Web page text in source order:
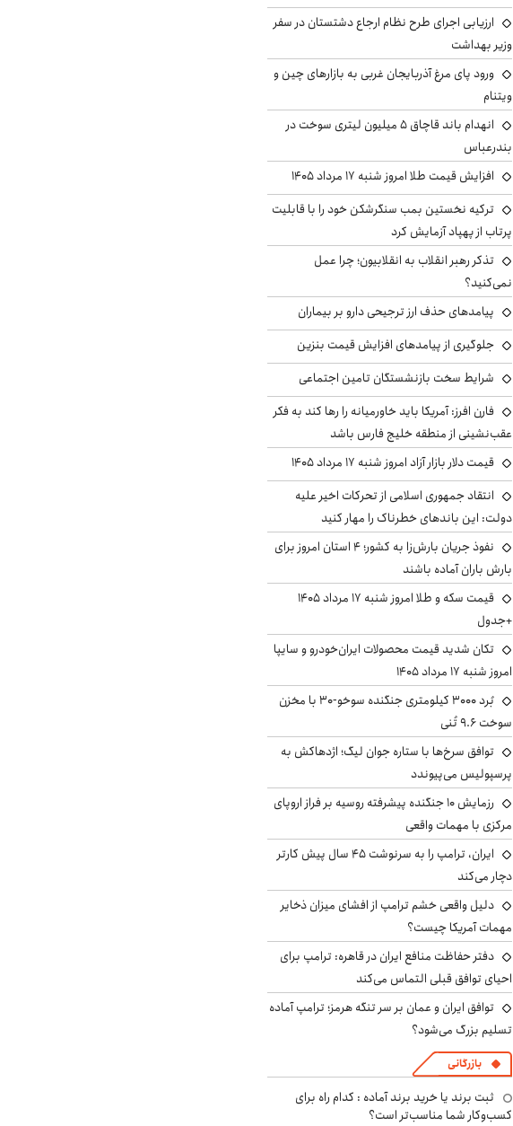
ارزیابی اجرای طرح نظام ارجاع دشتستان در سفر
وزیر بهداشت
ورود پای مرغ آذربایجان غربی به بازارهای چین و
ویتنام
انهدام باند قاچاق ۵ میلیون لیتری سوخت در
بندرعباس
افزایش قیمت طلا امروز شنبه ۱۷ مرداد ۱۴۰۵
ترکیه نخستین بمب سنگرشکن خود را با قابلیت
پرتاب از پهپاد آزمایش کرد
تذکر رهبر انقلاب به انقلابیون؛ چرا عمل
نمی‌کنید؟
پیامدهای حذف ارز ترجیحی دارو بر بیماران
جلوگیری از پیامدهای افزایش قیمت بنزین
شرایط سخت بازنشستگان تامین اجتماعی
فارن افرز: آمریکا باید خاورمیانه را رها کند به فکر
عقب‌نشینی از منطقه خلیج فارس باشد
قیمت دلار بازار آزاد امروز شنبه ۱۷ مرداد ۱۴۰۵
انتقاد جمهوری اسلامی از تحرکات اخیر علیه
دولت: این باندهای خطرناک را مهار کنید
نفوذ جریان بارش‌زا به کشور؛ ۴ استان امروز برای
بارش باران آماده باشند
قیمت سکه و طلا امروز شنبه ۱۷ مرداد ۱۴۰۵
+جدول
تکان شدید قیمت محصولات ایران‌خودرو و سایپا
امروز شنبه ۱۷ مرداد ۱۴۰۵
بُرد ۳۰۰۰ کیلومتری جنگنده سوخو-۳۰ با مخزن
سوخت ۹.۶ تُنی
توافق سرخ‌ها با ستاره جوان لیگ؛ اژدهاکش به
پرسپولیس می‌پیوندد
رزمایش ۱۰ جنگنده پیشرفته روسیه بر فراز اروپای
مرکزی با مهمات واقعی
ایران، ترامپ را به سرنوشت ۴۵ سال پیش کارتر
دچار می‌کند
دلیل واقعی خشم ترامپ از افشای میزان ذخایر
مهمات آمریکا چیست؟
دفتر حفاظت منافع ایران در قاهره: ترامپ برای
احیای توافق قبلی التماس می‌کند
توافق ایران و عمان بر سر تنگه هرمز؛ ترامپ آماده
تسلیم بزرگ می‌شود؟
بازرگانی
ثبت برند یا خرید برند آماده : کدام راه برای
کسب‌وکار شما مناسب‌تر است؟